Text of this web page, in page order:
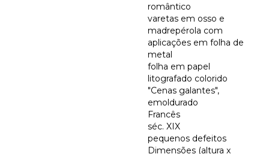
romântico
varetas em osso e
madrepérola com
aplicações em folha de
metal
folha em papel
litografado colorido
"Cenas galantes",
emoldurado
Francês
séc. XIX
pequenos defeitos
Dimensões (altura x